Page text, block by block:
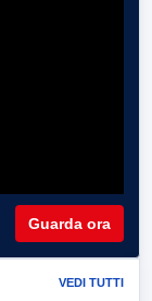
Guarda ora
VEDI TUTTI